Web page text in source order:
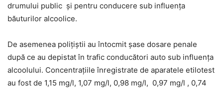
drumului public şi pentru conducere sub influenţa
băuturilor alcoolice.
De asemenea poliţiştii au întocmit șase dosare penale
după ce au depistat în trafic conducători auto sub influența
alcoolului. Concentrațiile înregistrate de aparatele etilotest
au fost de 1,15 mg/l, 1,07 mg/l, 0,98 mg/l, 0,97 mg/l , 0,74